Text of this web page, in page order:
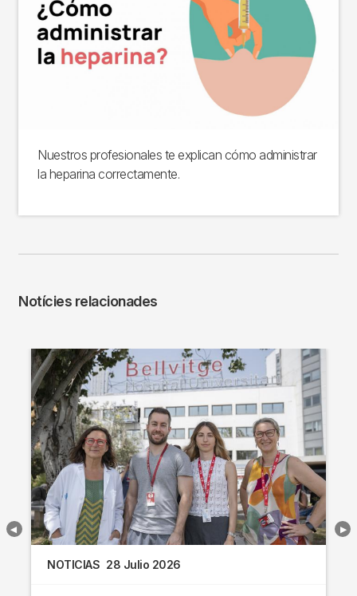
Nuestros profesionales te explican cómo administrar
la heparina correctamente.
Notícies relacionades
NOTICIAS 28 Julio 2026